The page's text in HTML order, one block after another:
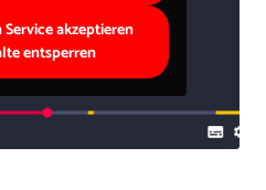
akzeptieren
entsperren